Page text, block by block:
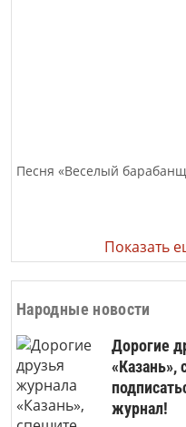
Песня «Веселый
Показать
Народные новости
Дорогие
«Казань»,
журнал!